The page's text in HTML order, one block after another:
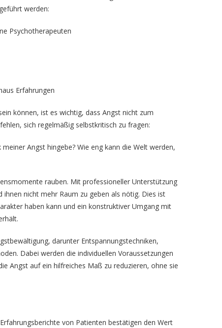
werden:
Psychotherapeuten
Erfahrungen
können, ist es wichtig, dass Angst nicht zum
sich regelmäßig selbstkritisch zu fragen:
Angst hingebe? Wie eng kann die Welt werden,
rauben. Mit professioneller Unterstützung
nicht mehr Raum zu geben als nötig. Dies ist
haben kann und ein konstruktiver Umgang mit
darunter Entspannungstechniken,
Dabei werden die individuellen Voraussetzungen
Angst auf ein hilfreiches Maß zu reduzieren, ohne sie
von Patienten bestätigen den Wert